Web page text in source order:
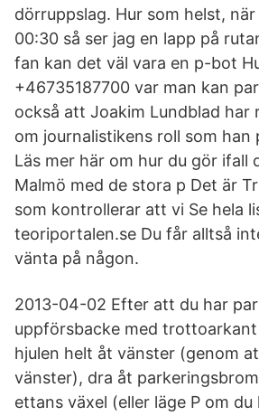
dörruppslag. Hur som helst,
00:30 så ser jag en lapp på
fan kan det väl vara en p-bot
+46735187700 var man kan
också att Joakim Lundblad har
om journalistikens roll som han
Läs mer här om hur du gör ifall
Malmö med de stora p Det är
som kontrollerar att vi Se hela
teoriportalen.se Du får alltså
vänta på någon.
2013-04-02 Efter att du har
uppförsbacke med trottoarkant
hjulen helt åt vänster (genom
vänster), dra åt
ettans växel (eller läge P om du